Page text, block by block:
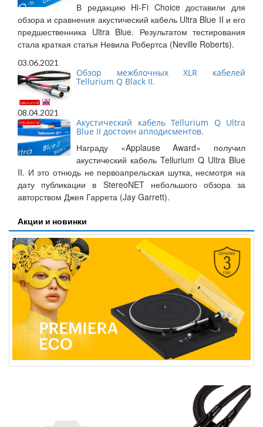
В редакцию Hi-Fi Choice доставили для
обзора и сравнения акустический кабель Ultra Blue II и его
предшественника Ultra Blue. Результатом тестирования
стала краткая статья Невила Робертса (Neville Roberts).
03.06.2021
Обзор межблочных XLR кабелей
Tellurium Q Black II.
08.04.2021
Акустический кабель Tellurium Q Ultra
Blue II достоин аплодисментов.
Награду «Applause Award» получил
акустический кабель Tellurium Q Ultra Blue
II. И это отнюдь не первоапрельская шутка, несмотря на
дату публикации в StereoNET небольшого обзора за
авторством Джея Гаррета (Jay Garrett).
Акции и новинки